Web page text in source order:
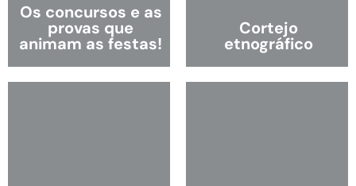
Os concursos e as
provas que
animam as festas!
Cortejo
etnográfico